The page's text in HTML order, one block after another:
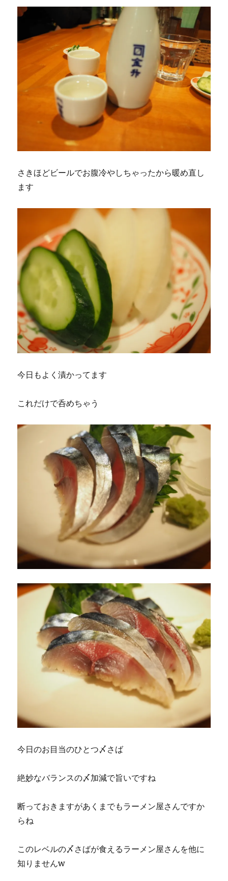
さきほどビールでお腹冷やしちゃったから暖め直し
ます
今日もよく漬かってます
これだけで呑めちゃう
今日のお目当のひとつ〆さば
絶妙なバランスの〆加減で旨いですね
断っておきますがあくまでもラーメン屋さんですか
らね
このレベルの〆さばが食えるラーメン屋さんを他に
知りませんw